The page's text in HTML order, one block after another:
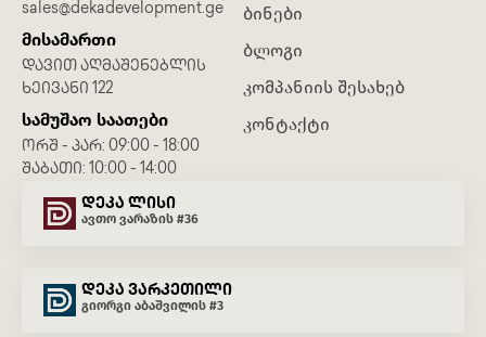
sales@dekadevelopment.ge
მისამართი
ᲓᲐᲕᲘᲗ ᲐᲦᲛᲐᲨᲔᲜᲔᲑᲚᲘᲡ
ᲮᲔᲘᲕᲐᲜᲘ 122
სამუშაო საათები
ᲝᲠᲨ - ᲞᲐᲠ: 09:00 - 18:00
ᲨᲐᲑᲐᲗᲘ: 10:00 - 14:00
ბინები
ბლოგი
კომპანიის შესახებ
კონტაქტი
დეკა ლისი
ავთო ვარაზის #36
დეკა ვარკეთილი
გიორგი აბაშვილის #3